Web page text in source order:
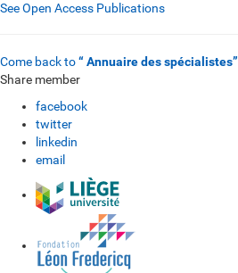
See Open Access Publications
Come back to“ Annuaire des spécialistes”
Share member
facebook
twitter
linkedin
email